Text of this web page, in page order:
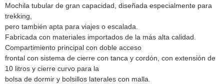
Mochila tubular de gran capacidad, diseñada especialmente para
trekking,
pero también apta para viajes o escalada.
Fabricada con materiales importados de la más alta calidad.
Compartimiento principal con doble acceso
frontal con sistema de cierre con tanca y cordón, con extensión de
10 litros y cierre curvo para la
bolsa de dormir y bolsillos laterales con malla.